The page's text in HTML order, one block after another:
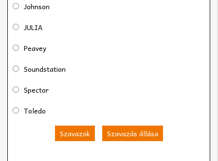
Johnson
JULIA
Peavey
Soundstation
Spector
Toledo
Szavazok Szavazás állása